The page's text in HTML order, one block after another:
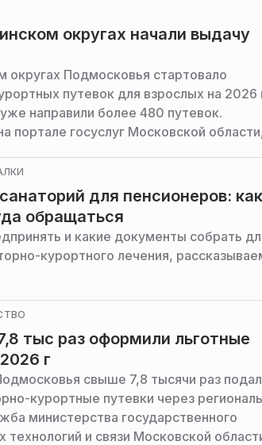
округах начали выдачу
Подмосковья стартовало
путевок для взрослых на 2026
направили более 480 путевок.
портале госуслуг Московской
для пенсионеров:
обращаться
и какие документы собрать
курортного лечения,
тыс раз оформили льготные
г
свыше 7,8 тысячи раз
курортные путевки через
министерства государственного
и связи Московской